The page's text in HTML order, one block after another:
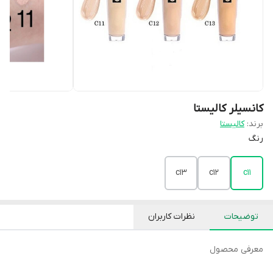
کانسیلر کالیستا
برند: کالیستا
رنگ
c11
c12
c13
توضیحات نظرات کاربران
معرفی محصول